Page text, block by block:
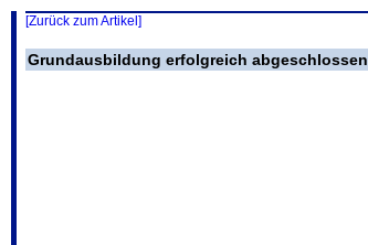
[Zurück zum Artikel]
Grundausbildung erfolgreich abgeschlossen